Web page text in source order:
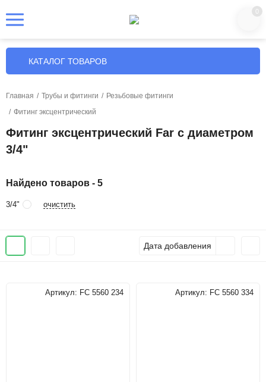
0
КАТАЛОГ ТОВАРОВ
Главная / Трубы и фитинги / Резьбовые фитинги
/ Фитинг эксцентрический
Фитинг эксцентрический Far с диаметром
3/4"
Найдено товаров - 5
3/4" очистить
Дата добавления
Артикул: FC 5560 234 Артикул: FC 5560 334